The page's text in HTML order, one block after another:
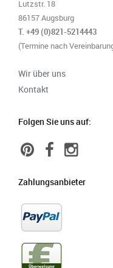
Lutzstr. 18
86157 Augsburg
T. +49 (0)821-5214443
(Termine nach
Wir über uns
Kontakt
Folgen Sie uns auf:
Zahlungsanbieter